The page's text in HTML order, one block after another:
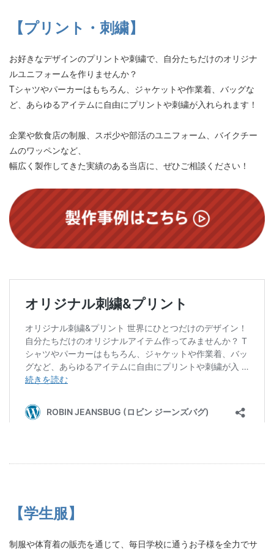
【プリント・刺繍】
お好きなデザインのプリントや刺繍で、自分たちだけのオリジナ
ルユニフォームを作りませんか？
Tシャツやパーカーはもちろん、ジャケットや作業着、バッグな
ど、あらゆるアイテムに自由にプリントや刺繍が入れられます！
企業や飲食店の制服、スポ少や部活のユニフォーム、バイクチー
ムのワッペンなど、
幅広く製作してきた実績のある当店に、ぜひご相談ください！
【学生服】
制服や体育着の販売を通じて、毎日学校に通うお子様を全力でサ